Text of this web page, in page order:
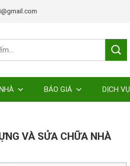
BÁO GIÁ DỊCH VỤ
VÀ SỬA CHỮA NHÀ